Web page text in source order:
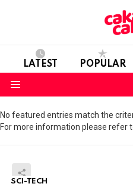
LATEST POPULAR
No featured entries match the
For more information please refer
SCI-TECH